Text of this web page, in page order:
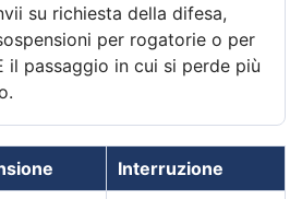
su richiesta della difesa,
per rogatorie o per
il passaggio in cui si perde più
Interruzione